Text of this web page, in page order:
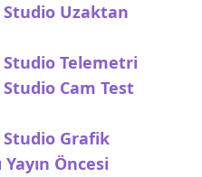
Uzaktan
Telemetri
Cam Test
Grafik
Yayın Öncesi